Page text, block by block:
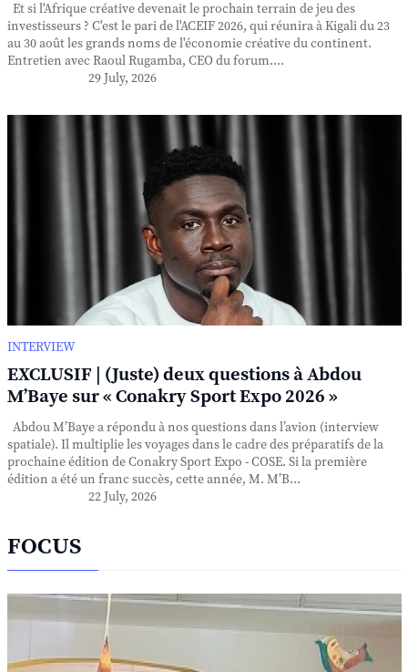
Et si l'Afrique créative devenait le prochain terrain de jeu des
investisseurs ? C'est le pari de l'ACEIF 2026, qui réunira à Kigali du 23
au 30 août les grands noms de l'économie créative du continent.
Entretien avec Raoul Rugamba, CEO du forum....
29 July, 2026
INTERVIEW
EXCLUSIF | (Juste) deux questions à Abdou
M’Baye sur « Conakry Sport Expo 2026 »
Abdou M’Baye a répondu à nos questions dans l’avion (interview
spatiale). Il multiplie les voyages dans le cadre des préparatifs de la
prochaine édition de Conakry Sport Expo - COSE. Si la première
édition a été un franc succès, cette année, M. M’B...
22 July, 2026
FOCUS